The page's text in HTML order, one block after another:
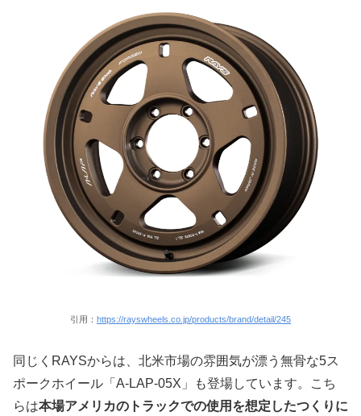
引用： https://rayswheels.co.jp/products/brand/detail/245
同じくRAYSからは、北米市場の雰囲気が漂う無骨な5ス
ポークホイール「A-LAP-05X」も登場しています。こち
らは本場アメリカのトラックでの使用を想定したつくりに